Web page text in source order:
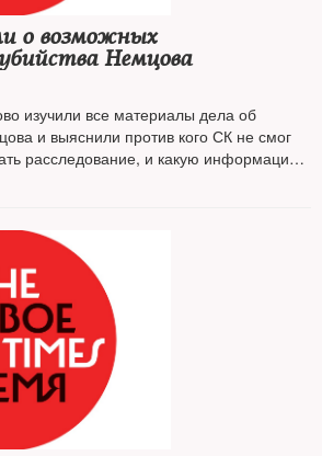
о возможных
Немцова
изучили все материалы дела об
и выяснили против кого СК не смог
расследование, и какую информацию